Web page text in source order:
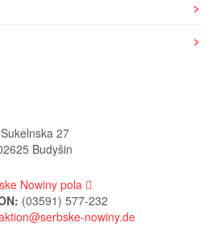
Sukelnska 27
Budyšin
Nowiny pola
(03591) 577-232